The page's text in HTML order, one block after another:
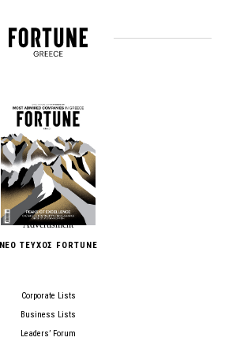
ΝΕΟ ΤΕΥΧΟΣ FORTUNE
Corporate Lists
Business Lists
Leaders’ Forum